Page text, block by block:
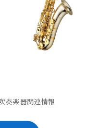
奏楽器関連情報